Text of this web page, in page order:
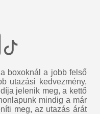
boxoknál a jobb felső
utazási kedvezmény,
jelenik meg, a kettő
mindig a már
meg, az utazás árát